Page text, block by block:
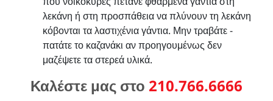
λεκάνη ή στη προσπάθεια να πλύνουν τη λεκάνη
κόβονται τα λαστιχένια γάντια. Μην τραβάτε -
πατάτε το καζανάκι αν προηγουμένως δεν
μαζέψετε τα στερεά υλικά.
Καλέστε μας στο 210.766.6666